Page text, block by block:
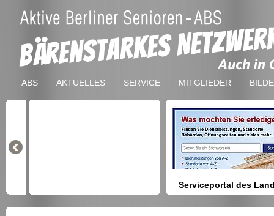
ABS AKTUELLES SERVICE MITGLIEDER
Serviceportal des
Berlin